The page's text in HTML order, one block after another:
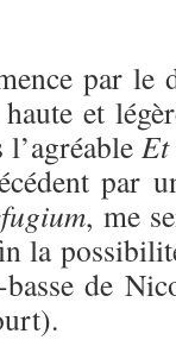
par le
et
l’agréableEt
par
, me
la
de